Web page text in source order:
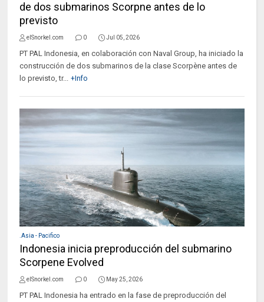
de dos submarinos Scorpne antes de lo
previsto
elSnorkel.com 0 Jul 05, 2026
PT PAL Indonesia, en colaboración con Naval Group, ha iniciado la
construcción de dos submarinos de la clase Scorpène antes de
lo previsto, tr... +Info
.Asia - Pacifico
Indonesia inicia preproducción del submarino
Scorpene Evolved
elSnorkel.com 0 May 25, 2026
PT PAL Indonesia ha entrado en la fase de preproducción del